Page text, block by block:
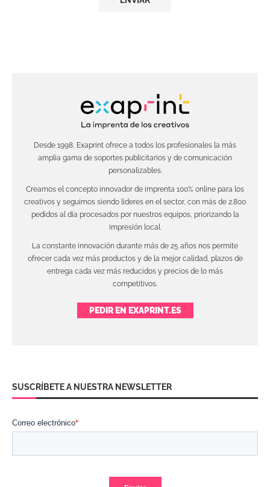
Desde 1998, Exaprint ofrece a todos los profesionales la más
amplia gama de soportes publicitarios y de comunicación
personalizables.
Creamos el concepto innovador de imprenta 100% online para los
creativos y seguimos siendo líderes en el sector, con más de 2.800
pedidos al día procesados por nuestros equipos, priorizando la
impresión local.
La constante innovación durante más de 25 años nos permite
ofrecer cada vez más productos y de la mejor calidad, plazos de
entrega cada vez más reducidos y precios de lo más
competitivos.
PEDIR EN EXAPRINT.ES
SUSCRÍBETE A NUESTRA NEWSLETTER